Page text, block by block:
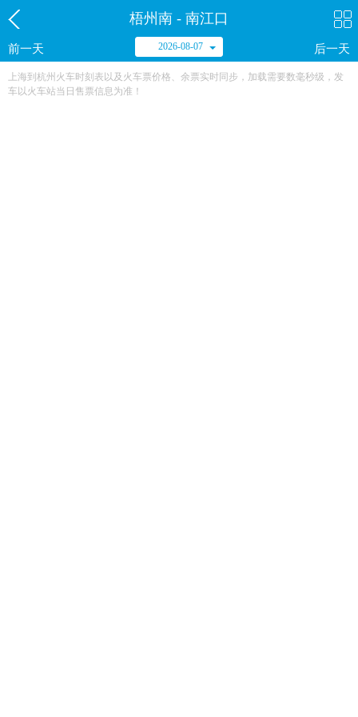
梧州南 - 南江口
前一天 2026-08-07 后一天
上海到杭州火车时刻表以及火车票价格、余票实时同步，加载需要数毫秒级，发
车以火车站当日售票信息为准！